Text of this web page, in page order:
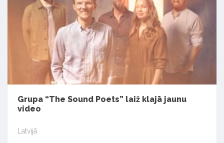
Grupa “The Sound Poets” laiž klajā jaunu
video
Latvijā